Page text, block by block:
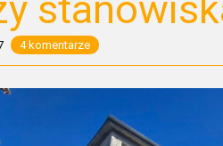
4 komentarze